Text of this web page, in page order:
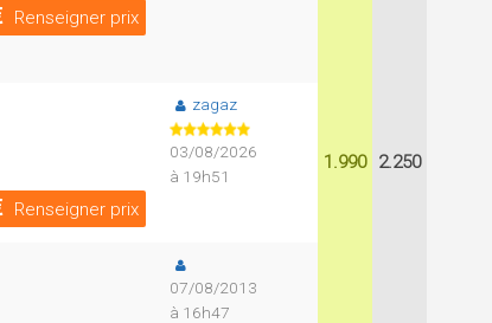
Renseigner prix
Renseigner prix
zagaz
03/08/2026
à 19h51
1.990 2.250
07/08/2013
à 16h47